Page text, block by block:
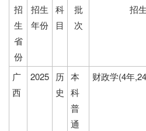
招
生
省
份
招生
年份
科
目
批
次
招
广
西
2025 历
史
本
科
普
通
财政学(4年